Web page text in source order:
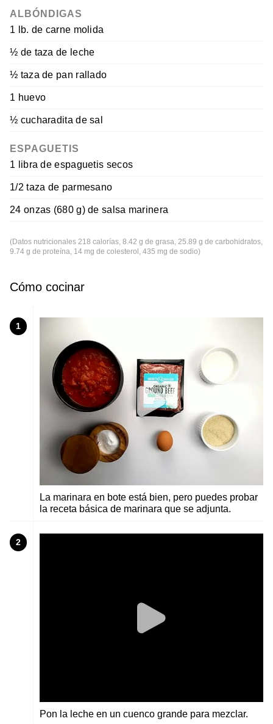
ALBÓNDIGAS
1 lb. de carne molida
½ de taza de leche
½ taza de pan rallado
1 huevo
½ cucharadita de sal
ESPAGUETIS
1 libra de espaguetis secos
1/2 taza de parmesano
24 onzas (680 g) de salsa marinera
(Datos nutricionales 218 calorías, 8.42 g de grasa, 25.89 g de carbohidratos,
9.74 g de proteína, 14 mg de colesterol, 435 mg de sodio)
Cómo cocinar
1
La marinara en bote está bien, pero puedes probar
la receta básica de marinara que se adjunta.
2
Pon la leche en un cuenco grande para mezclar.